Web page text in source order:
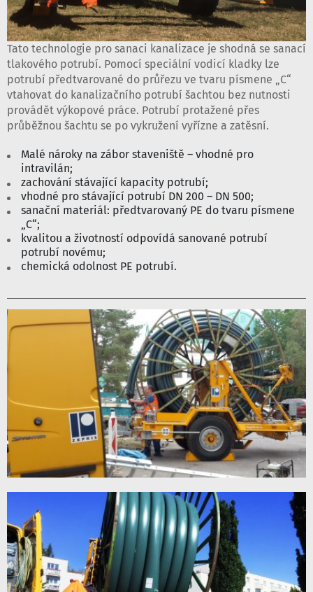
Tato technologie pro sanaci kanalizace je shodná se sanací
tlakového potrubí. Pomocí speciální vodicí kladky lze
potrubí předtvarované do průřezu ve tvaru písmene „C“
vtahovat do kanalizačního potrubí šachtou bez nutnosti
provádět výkopové práce. Potrubí protažené přes
průběžnou šachtu se po vykružení vyřízne a zatěsní.
Malé nároky na zábor staveniště – vhodné pro
intravilán;
zachování stávající kapacity potrubí;
vhodné pro stávající potrubí DN 200 – DN 500;
sanační materiál: předtvarovaný PE do tvaru písmene
„C“;
kvalitou a životností odpovídá sanované potrubí
potrubí novému;
chemická odolnost PE potrubí.